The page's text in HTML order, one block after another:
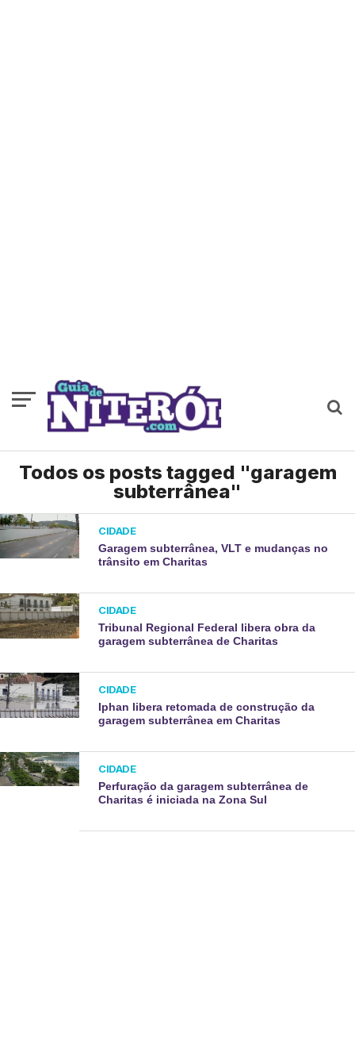
Todos os posts tagged "garagem
subterrânea"
CIDADE
Garagem subterrânea, VLT e mudanças no
trânsito em Charitas
CIDADE
Tribunal Regional Federal libera obra da
garagem subterrânea de Charitas
CIDADE
Iphan libera retomada de construção da
garagem subterrânea em Charitas
CIDADE
Perfuração da garagem subterrânea de
Charitas é iniciada na Zona Sul